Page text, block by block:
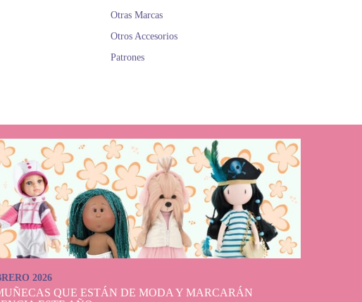
Otras Marcas
Otros Accesorios
Patrones
2026
QUE ESTÁN DE MODA Y MARCARÁN